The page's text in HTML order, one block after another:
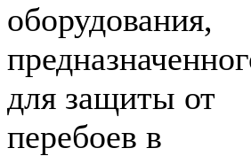
оборудования,
для защиты от
перебоев в